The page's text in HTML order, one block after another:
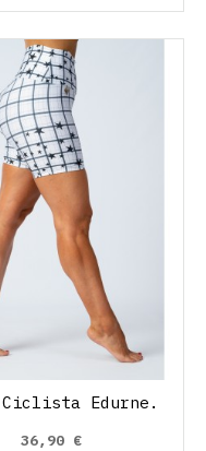
Edurne.
36,90 €